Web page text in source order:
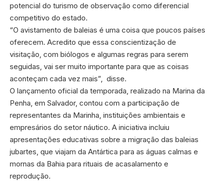
potencial do turismo de observação como diferencial
competitivo do estado.
“O avistamento de baleias é uma coisa que poucos países
oferecem. Acredito que essa conscientização de
visitação, com biólogos e algumas regras para serem
seguidas, vai ser muito importante para que as coisas
aconteçam cada vez mais”, disse.
O lançamento oficial da temporada, realizado na Marina da
Penha, em Salvador, contou com a participação de
representantes da Marinha, instituições ambientais e
empresários do setor náutico. A iniciativa incluiu
apresentações educativas sobre a migração das baleias
jubartes, que viajam da Antártica para as águas calmas e
mornas da Bahia para rituais de acasalamento e
reprodução.